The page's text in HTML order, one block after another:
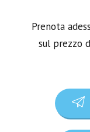
Prenota
sul prezzo